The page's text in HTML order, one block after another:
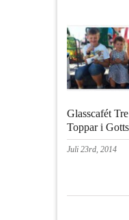
Glasscafét Tre
Toppar i
Juli 23rd, 2014